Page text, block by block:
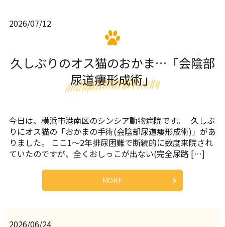
2026/07/12
久しぶりのオス猫のおかま…「会陰部
尿道瘻形成術」
今日は、横浜市港南区のシンシア動物病院です。 久しぶ
りにオス猫の「おかまの手術(会陰部尿道瘻形成術)」があ
りました。 ここ1～2年排尿困難で断続的に数度来院され
ていたのですが、全くおしっこが出ない(完全尿路 […]
MORE
2026/06/24